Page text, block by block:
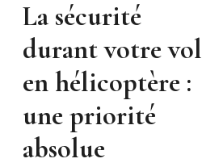
La sécurité
durant votre vol
en hélicoptère :
une priorité
absolue